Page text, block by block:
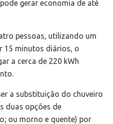
gerar economia de até
pessoas, utilizando um
15 minutos diários, o
a cerca de 220 kWh
a substituição do chuveiro
duas opções de
ou morno e quente) por